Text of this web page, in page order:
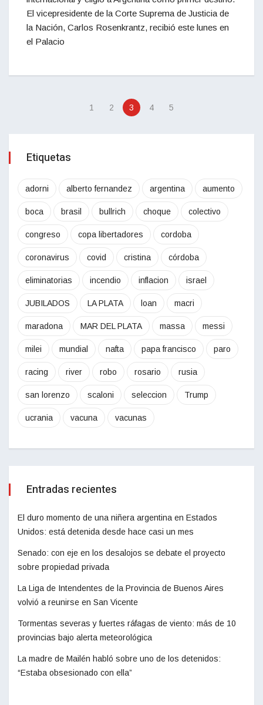
El vicepresidente de la Corte Suprema de Justicia de
la Nación, Carlos Rosenkrantz, recibió este lunes en
el Palacio
1 2 3 4 5
Etiquetas
adorni alberto fernandez argentina aumento
boca brasil bullrich choque colectivo
congreso copa libertadores cordoba
coronavirus covid cristina córdoba
eliminatorias incendio inflacion israel
JUBILADOS LA PLATA loan macri
maradona MAR DEL PLATA massa messi
milei mundial nafta papa francisco paro
racing river robo rosario rusia
san lorenzo scaloni seleccion Trump
ucrania vacuna vacunas
Entradas recientes
El duro momento de una niñera argentina en Estados
Unidos: está detenida desde hace casi un mes
Senado: con eje en los desalojos se debate el proyecto
sobre propiedad privada
La Liga de Intendentes de la Provincia de Buenos Aires
volvió a reunirse en San Vicente
Tormentas severas y fuertes ráfagas de viento: más de 10
provincias bajo alerta meteorológica
La madre de Mailén habló sobre uno de los detenidos:
“Estaba obsesionado con ella”